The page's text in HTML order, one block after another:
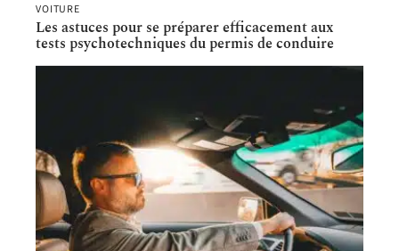
VOITURE
Les astuces pour se préparer efficacement aux
tests psychotechniques du permis de conduire